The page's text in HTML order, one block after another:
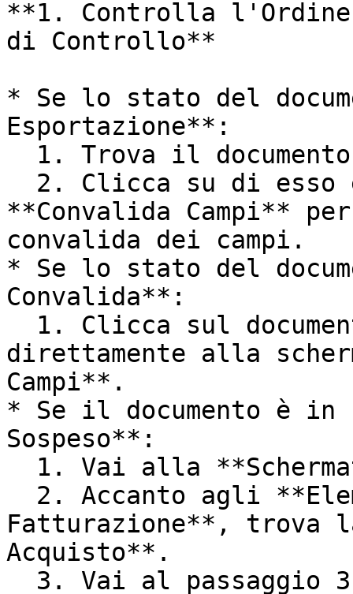
**1. Controlla
di Controllo**
* Se lo stato del
Esportazione**:
**Convalida Campi**
convalida dei campi.
* Se lo stato del
Convalida**:
direttamente alla
Campi**.
* Se il documento è in
Sospeso**:
Fatturazione**, trova
Acquisto**.